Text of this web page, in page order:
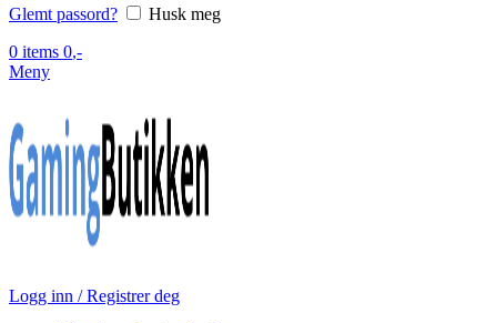
Glemt passord?
Husk meg
0 items 0,-
Meny
Logg inn / Registrer deg